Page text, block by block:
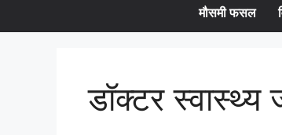
मौसमी फसल
डॉक्टर